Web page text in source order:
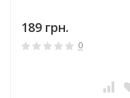
189 грн.
0